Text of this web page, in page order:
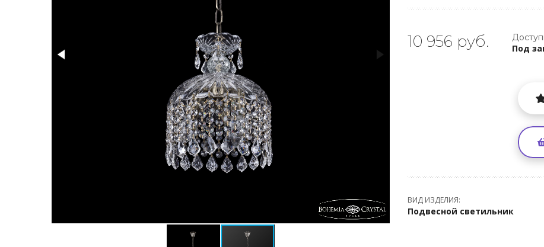
10 956 руб. Под
ВИД ИЗДЕЛИЯ:
Подвесной светильник